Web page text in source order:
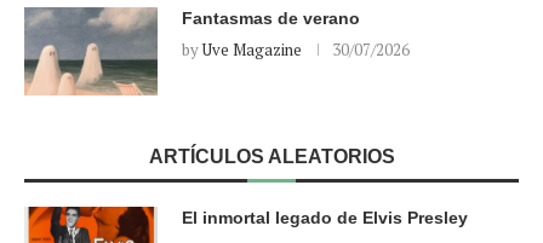
Fantasmas de verano
byUve Magazine 30/07/2026
ARTÍCULOS ALEATORIOS
El inmortal legado de Elvis Presley